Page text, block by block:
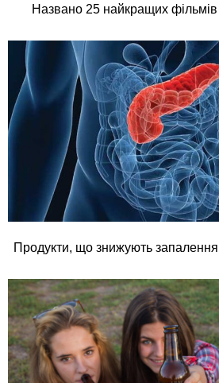
Названо 25 найкращих фільмів
Продукти, що знижують запалення